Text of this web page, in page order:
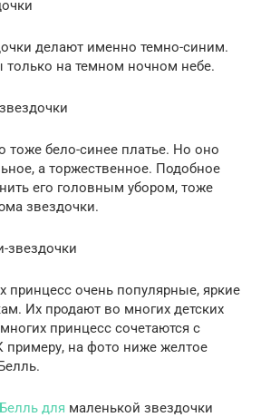
делают именно темно-синим.
на темном ночном небе.
бело-синее платье. Но оно
а торжественное. Подобное
его головным убором, тоже
звездочки.
звездочки
принцесс очень популярные, яркие
Их продают во многих детских
принцесс сочетаются с
примеру, на фото ниже желтое
для маленькой звездочки